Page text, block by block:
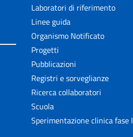
Laboratori di riferimento
Linee guida
Organismo Notificato
Progetti
Pubblicazioni
Registri e sorveglianze
Ricerca collaboratori
Scuola
Sperimentazione clinica fase I